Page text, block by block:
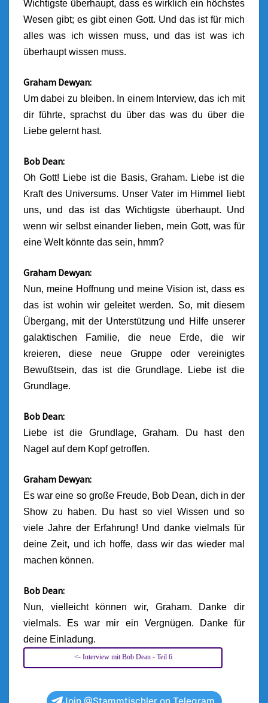
Wichtigste überhaupt, dass es wirklich ein höchstes
Wesen gibt; es gibt einen Gott. Und das ist für mich
alles was ich wissen muss, und das ist was ich
überhaupt wissen muss.
Graham Dewyan:
Um dabei zu bleiben. In einem Interview, das ich mit
dir führte, sprachst du über das was du über die
Liebe gelernt hast.
Bob Dean:
Oh Gott! Liebe ist die Basis, Graham. Liebe ist die
Kraft des Universums. Unser Vater im Himmel liebt
uns, und das ist das Wichtigste überhaupt. Und
wenn wir selbst einander lieben, mein Gott, was für
eine Welt könnte das sein, hmm?
Graham Dewyan:
Nun, meine Hoffnung und meine Vision ist, dass es
das ist wohin wir geleitet werden. So, mit diesem
Übergang, mit der Unterstützung und Hilfe unserer
galaktischen Familie, die neue Erde, die wir
kreieren, diese neue Gruppe oder vereinigtes
Bewußtsein, das ist die Grundlage. Liebe ist die
Grundlage.
Bob Dean:
Liebe ist die Grundlage, Graham. Du hast den
Nagel auf dem Kopf getroffen.
Graham Dewyan:
Es war eine so große Freude, Bob Dean, dich in der
Show zu haben. Du hast so viel Wissen und so
viele Jahre der Erfahrung! Und danke vielmals für
deine Zeit, und ich hoffe, dass wir das wieder mal
machen können.
Bob Dean:
Nun, vielleicht können wir, Graham. Danke dir
vielmals. Es war mir ein Vergnügen. Danke für
deine Einladung.
<- Interview mit Bob Dean - Teil 6